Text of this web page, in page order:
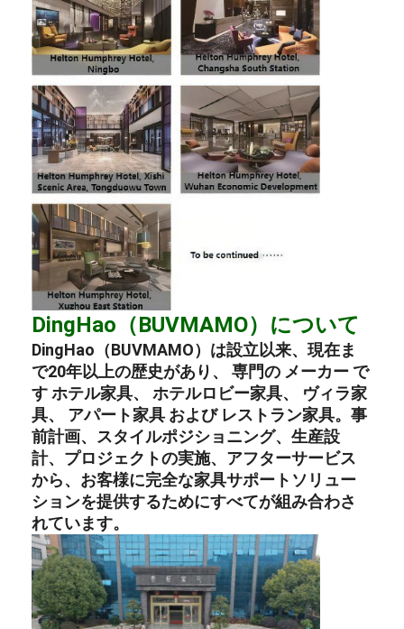
DingHao（BUVMAMO）について
DingHao（BUVMAMO）は設立以来、現在ま
で20年以上の歴史があり、 専門の メーカー で
すホテル家具、ホテルロビー家具、 ヴィラ家
具、 アパート家具 および レストラン家具。事
前計画、スタイルポジショニング、生産設
計、プロジェクトの実施、アフターサービス
から、お客様に完全な家具サポートソリュー
ションを提供するためにすべてが組み合わさ
れています。